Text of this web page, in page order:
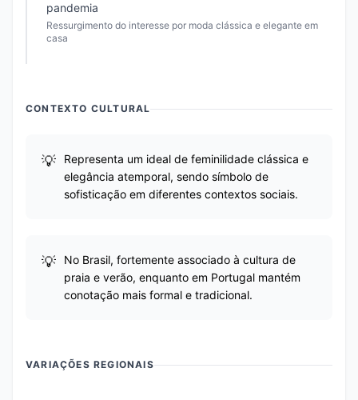
pandemia
Ressurgimento do interesse por moda clássica e elegante em
casa
CONTEXTO CULTURAL
Representa um ideal de feminilidade clássica e
elegância atemporal, sendo símbolo de
sofisticação em diferentes contextos sociais.
No Brasil, fortemente associado à cultura de
praia e verão, enquanto em Portugal mantém
conotação mais formal e tradicional.
VARIAÇÕES REGIONAIS